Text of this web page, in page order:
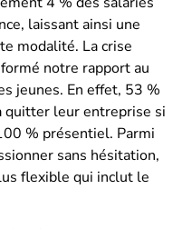
laissant ainsi une
modalité. La crise
notre rapport au
jeunes. En effet, 53 %
quitter leur entreprise si
% présentiel. Parmi
sans hésitation,
flexible qui inclut le